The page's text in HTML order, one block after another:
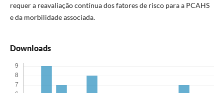
requer a reavaliação contínua dos fatores de risco para a PCAHS
e da morbilidade associada.
Downloads